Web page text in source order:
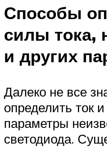
Способы
силы тока,
и других
Далеко не все
определить ток
параметры
светодиода.